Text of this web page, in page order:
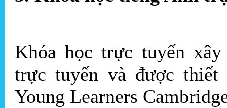
Khóa học trực tuyến
trực tuyến và được thiết
Young Learners